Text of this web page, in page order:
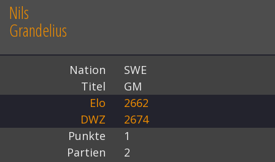
Nils
Grandelius
Nation
SWE
Titel
GM
Elo
2662
DWZ
2674
Punkte
1
Partien
2